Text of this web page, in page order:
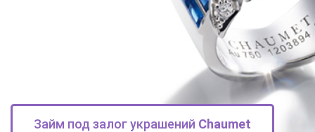
Займ под залог украшений Chaumet